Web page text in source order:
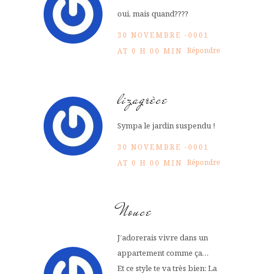
oui, mais quand????
30 NOVEMBRE -0001
AT 0 H 00 MIN Répondre
lizagrèce
Sympa le jardin suspendu !
30 NOVEMBRE -0001
AT 0 H 00 MIN Répondre
Nouce
J’adorerais vivre dans un
appartement comme ça…
Et ce style te va très bien: La